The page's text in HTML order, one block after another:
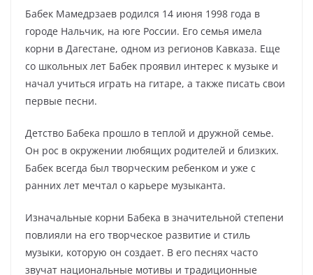
Бабек Мамедрзаев родился 14 июня 1998 года в
городе Нальчик, на юге России. Его семья имела
корни в Дагестане, одном из регионов Кавказа. Еще
со школьных лет Бабек проявил интерес к музыке и
начал учиться играть на гитаре, а также писать свои
первые песни.
Детство Бабека прошло в теплой и дружной семье.
Он рос в окружении любящих родителей и близких.
Бабек всегда был творческим ребенком и уже с
ранних лет мечтал о карьере музыканта.
Изначальные корни Бабека в значительной степени
повлияли на его творческое развитие и стиль
музыки, которую он создает. В его песнях часто
звучат национальные мотивы и традиционные